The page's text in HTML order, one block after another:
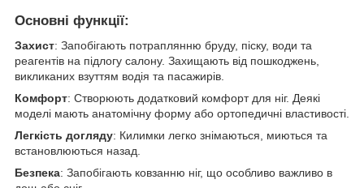
Основні функції:
Захист: Запобігають потраплянню бруду, піску, води та
реагентів на підлогу салону. Захищають від пошкоджень,
викликаних взуттям водія та пасажирів.
Комфорт: Створюють додатковий комфорт для ніг. Деякі
моделі мають анатомічну форму або ортопедичні властивості.
Легкість догляду: Килимки легко знімаються, миються та
встановлюються назад.
Безпека: Запобігають ковзанню ніг, що особливо важливо в